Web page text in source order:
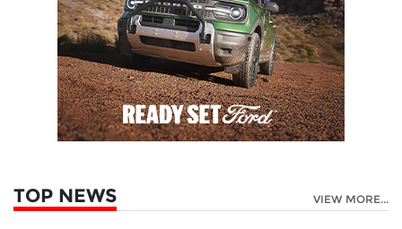
TOP NEWS VIEW MORE...